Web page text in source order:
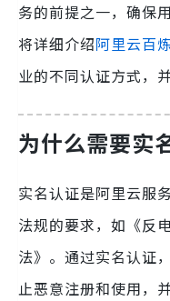
务的前提之一，确保
将详细介绍阿里云百
业的不同认证方式，
为什么需要实
实名认证是阿里云服
法规的要求，如《反
法》。通过实名认证
止恶意注册和使用，